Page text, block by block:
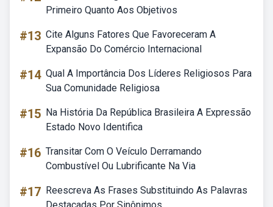
Primeiro Quanto Aos Objetivos
#13 Cite Alguns Fatores Que Favoreceram A
Expansão Do Comércio Internacional
#14 Qual A Importância Dos Líderes Religiosos Para
Sua Comunidade Religiosa
#15 Na História Da República Brasileira A Expressão
Estado Novo Identifica
#16 Transitar Com O Veículo Derramando
Combustível Ou Lubrificante Na Via
#17 Reescreva As Frases Substituindo As Palavras